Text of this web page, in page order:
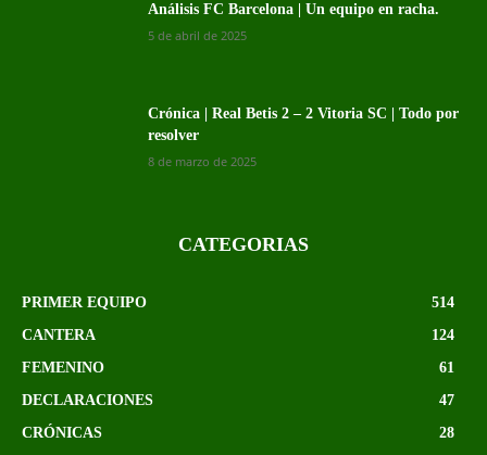
Análisis FC Barcelona | Un equipo en racha.
5 de abril de 2025
Crónica | Real Betis 2 – 2 Vitoria SC | Todo por
resolver
8 de marzo de 2025
CATEGORIAS
PRIMER EQUIPO
514
CANTERA
124
FEMENINO
61
DECLARACIONES
47
CRÓNICAS
28